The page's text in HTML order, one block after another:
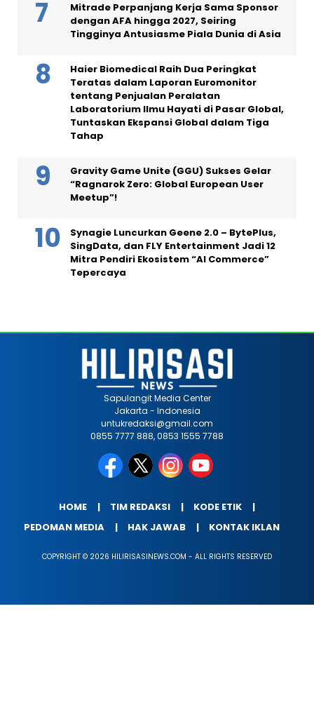
Mitrade Perpanjang Kerja Sama Sponsor
dengan AFA hingga 2027, Seiring
Tingginya Antusiasme Piala Dunia di Asia
Haier Biomedical Raih Dua Peringkat
Teratas dalam Laporan Euromonitor
tentang Penjualan Peralatan
Laboratorium Ilmu Hayati di Pasar Global,
Tuntaskan Ekspansi Global dalam Tiga
Tahap
Gravity Game Unite (GGU) Sukses Gelar
“Ragnarok Zero: Global European User
Meetup”!
Synagie Luncurkan Geene 2.0 – BytePlus,
SingData, dan FLY Entertainment Jadi 12
Mitra Pendiri Ekosistem “AI Commerce”
Tepercaya
Sapulangit Media Center
Jakarta - Indonesia
untukredaksi@gmail.com
0855 7777 888, 0853 1555 7788
HOME TIM REDAKSI
KODE ETIK
PEDOMAN MEDIA
HAK JAWAB KONTAK IKLAN
COPYRIGHT © 2026 HILIRISASINEWS.COM - ALL RIGHTS RESERVED